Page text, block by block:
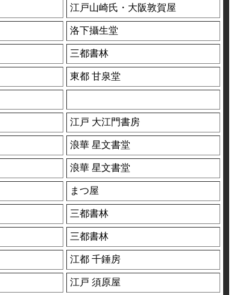
江戸山崎氏・大阪敦賀屋
洛下攝生堂
三都書林
東都 甘泉堂
江戸 大江門書房
浪華 星文書堂
浪華 星文書堂
まつ屋
三都書林
三都書林
江都 千錘房
江戸 須原屋